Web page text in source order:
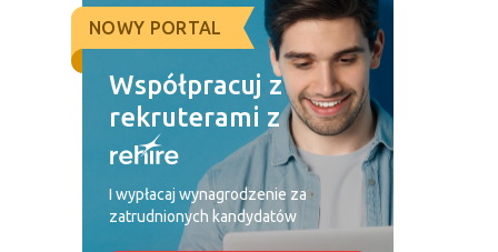
NOWY PORTAL
Współpracuj z
rekruterami z
I wypłacaj wynagrodzenie za
zatrudnionych kandydatów